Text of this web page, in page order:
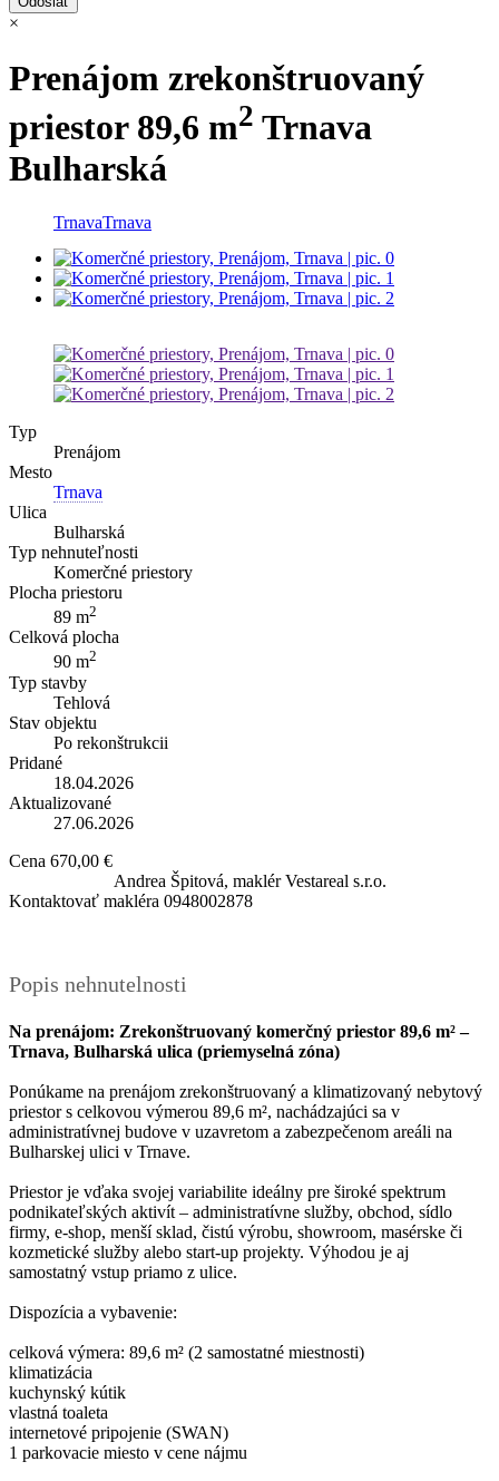
×
Prenájom zrekonštruovaný
priestor 89,6 m2 Trnava
Bulharská
TrnavaTrnava
Typ
Prenájom
Mesto
Trnava
Ulica
Bulharská
Typ nehnuteľnosti
Komerčné priestory
Plocha priestoru
89 m2
Celková plocha
90 m2
Typ stavby
Tehlová
Stav objektu
Po rekonštrukcii
Pridané
18.04.2026
Aktualizované
27.06.2026
Cena 670,00 €
Andrea Špitová, maklér Vestareal s.r.o.
Kontaktovať makléra 0948002878
Popis nehnutelnosti
Na prenájom: Zrekonštruovaný komerčný priestor 89,6 m² –
Trnava, Bulharská ulica (priemyselná zóna)
Ponúkame na prenájom zrekonštruovaný a klimatizovaný nebytový
priestor s celkovou výmerou 89,6 m², nachádzajúci sa v
administratívnej budove v uzavretom a zabezpečenom areáli na
Bulharskej ulici v Trnave.
Priestor je vďaka svojej variabilite ideálny pre široké spektrum
podnikateľských aktivít – administratívne služby, obchod, sídlo
firmy, e-shop, menší sklad, čistú výrobu, showroom, masérske či
kozmetické služby alebo start-up projekty. Výhodou je aj
samostatný vstup priamo z ulice.
Dispozícia a vybavenie:
celková výmera: 89,6 m² (2 samostatné miestnosti)
klimatizácia
kuchynský kútik
vlastná toaleta
internetové pripojenie (SWAN)
1 parkovacie miesto v cene nájmu